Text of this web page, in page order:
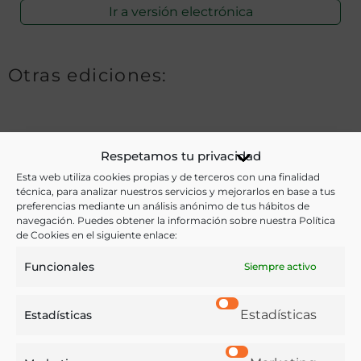
Respetamos tu privacidad
Esta web utiliza cookies propias y de terceros con una finalidad
técnica, para analizar nuestros servicios y mejorarlos en base a tus
preferencias mediante un análisis anónimo de tus hábitos de
navegación. Puedes obtener la información sobre nuestra Política
de Cookies en el siguiente enlace:
Funcionales Siempre activo
Estadísticas Estadísticas
Ir a versión electrónica
Otras ediciones:
Notas:
Ver más libros de estas materias:
Agricultura, Economía y Comercio
Hostelería,Profesiones
Ver más libros con las palabras clave: